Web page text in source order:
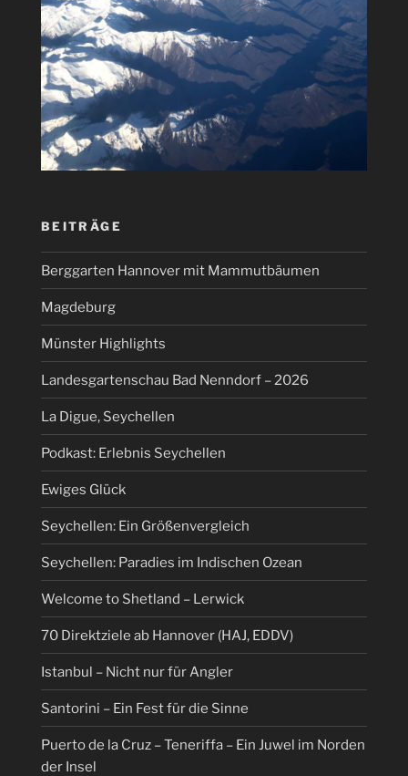
BEITRÄGE
Berggarten Hannover mit Mammutbäumen
Magdeburg
Münster Highlights
Landesgartenschau Bad Nenndorf – 2026
La Digue, Seychellen
Podkast: Erlebnis Seychellen
Ewiges Glück
Seychellen: Ein Größenvergleich
Seychellen: Paradies im Indischen Ozean
Welcome to Shetland – Lerwick
70 Direktziele ab Hannover (HAJ, EDDV)
Istanbul – Nicht nur für Angler
Santorini – Ein Fest für die Sinne
Puerto de la Cruz – Teneriffa – Ein Juwel im Norden
der Insel